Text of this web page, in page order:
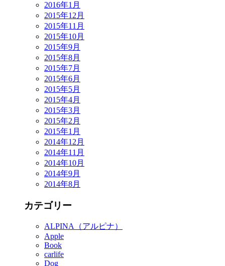
2016年1月
2015年12月
2015年11月
2015年10月
2015年9月
2015年8月
2015年7月
2015年6月
2015年5月
2015年4月
2015年3月
2015年2月
2015年1月
2014年12月
2014年11月
2014年10月
2014年9月
2014年8月
カテゴリー
ALPINA（アルピナ）
Apple
Book
carlife
Dog